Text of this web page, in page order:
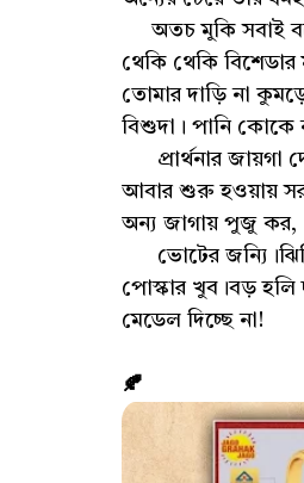
অতচ মুকি সবাই
থেকি থেকি
তোমার দাড়ি না
বিশুদা। পানি কোকে
প্রার্থনার জায়গা
আবার শুরু হওয়ায়
অন্য জাগায় পুজু কর,
ভোটের
পোস্কার খুব।বড়
মেডেল দিচ্ছে না!
🍂